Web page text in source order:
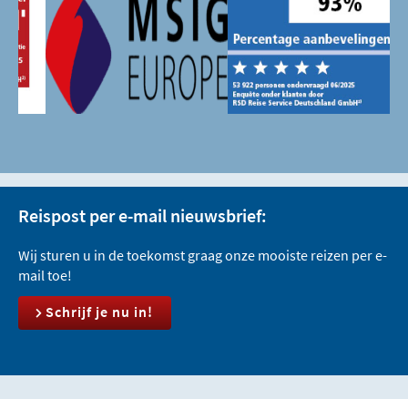
Reispost per e-mail nieuwsbrief:
Wij sturen u in de toekomst graag onze mooiste reizen per e-
mail toe!
Schrijf je nu in!